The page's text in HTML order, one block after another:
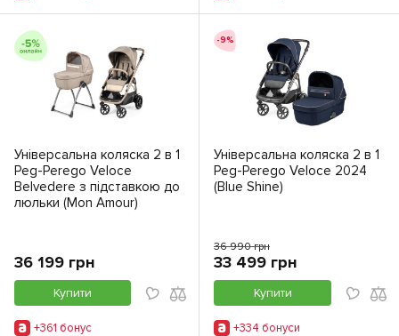
Універсальна коляска 2 в 1
Peg-Perego Veloce
Belvedere з підставкою до
люльки (Mon Amour)
36 199 грн
Купити
+361 бонус
-9%
Універсальна коляска 2 в 1
Peg-Perego Veloce 2024
(Blue Shine)
36 990 грн
33 499 грн
Купити
+334 бонуси